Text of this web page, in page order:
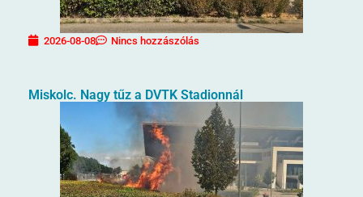
2026-08-08 Nincs hozzászólás
Miskolc. Nagy tűz a DVTK Stadionnál